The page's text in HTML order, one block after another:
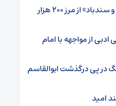
چاپ چهل‌ونهم «تن‌تن و سندباد» از مرز ۲۰۰ هزار
از مواجهه با امام
در پی درگذشت ابوالقاسم
امید